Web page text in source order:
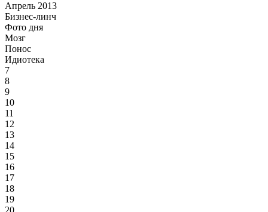
Апрель 2013
Бизнес-линч
Фото дня
Мозг
Понос
Идиотека
7
8
9
10
11
12
13
14
15
16
17
18
19
20